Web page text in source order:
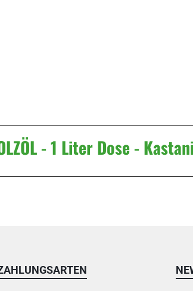
- 1 Liter Dose -